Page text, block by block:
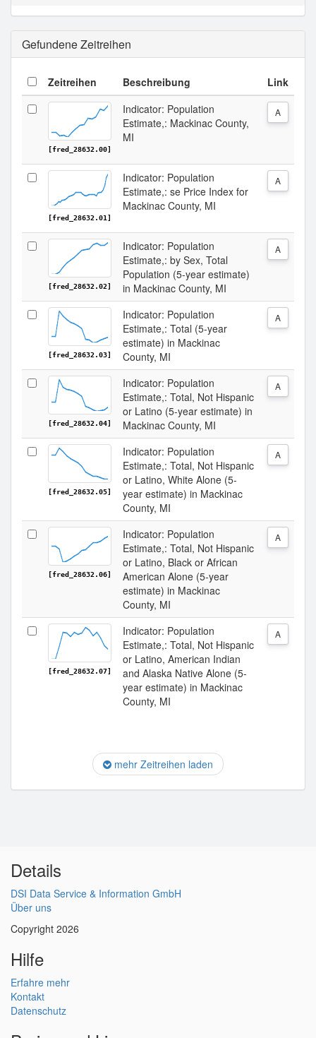
Gefundene Zeitreihen
Zeitreihen Beschreibung Link
[fred_28632.00]
Indicator: Population
Estimate,: Mackinac County,
MI
A
[fred_28632.01]
Indicator: Population
Estimate,: se Price Index for
Mackinac County, MI
A
[fred_28632.02]
Indicator: Population
Estimate,: by Sex, Total
Population (5-year estimate)
in Mackinac County, MI
A
[fred_28632.03]
Indicator: Population
Estimate,: Total (5-year
estimate) in Mackinac
County, MI
A
[fred_28632.04]
Indicator: Population
Estimate,: Total, Not Hispanic
or Latino (5-year estimate) in
Mackinac County, MI
A
[fred_28632.05]
Indicator: Population
Estimate,: Total, Not Hispanic
or Latino, White Alone (5-
year estimate) in Mackinac
County, MI
A
[fred_28632.06]
Indicator: Population
Estimate,: Total, Not Hispanic
or Latino, Black or African
American Alone (5-year
estimate) in Mackinac
County, MI
A
[fred_28632.07]
Indicator: Population
Estimate,: Total, Not Hispanic
or Latino, American Indian
and Alaska Native Alone (5-
year estimate) in Mackinac
County, MI
A
mehr Zeitreihen laden
Details
DSI Data Service & Information GmbH
Über uns
Copyright 2026
Hilfe
Erfahre mehr
Kontakt
Datenschutz